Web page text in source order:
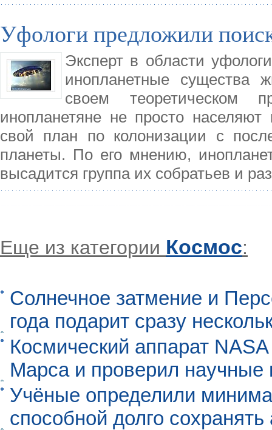
Уфологи предложили
Эксперт в области
инопланетные существа
своем теоретическом
инопланетяне не просто
свой план по колонизации с
планеты. По его мнению,
высадится группа их собратьев и
Еще из категории Космос:
Солнечное затмение и
года подарит сразу
Космический аппарат
Марса и проверил научные
Учёные определили
способной долго